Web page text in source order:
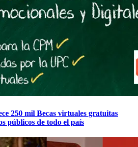
250 mil Becas virtuales gratuitas
públicos de todo el país